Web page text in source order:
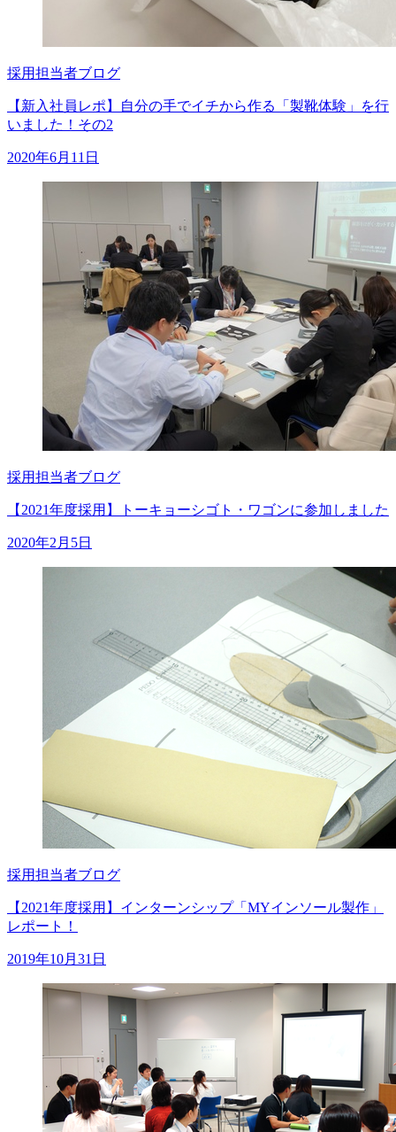
採用担当者ブログ
【新入社員レポ】自分の手でイチから作る「製靴体験」を行
いました！その2
2020年6月11日
採用担当者ブログ
【2021年度採用】トーキョーシゴト・ワゴンに参加しました
2020年2月5日
採用担当者ブログ
【2021年度採用】インターンシップ「MYインソール製作」
レポート！
2019年10月31日